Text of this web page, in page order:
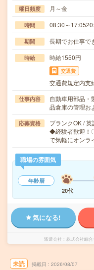
曜日頻度 月～金
時間 08:30～
期間 長期でお仕事で
時給 時給1550円
交通費
交通費規定内支
仕事内容
自動車用部品・
品倉庫の管理お
応募資格
ブランクOK /
◆経験者歓迎！
で気軽にオン
職場の雰囲気
年齢層
20代
気になる!
派遣会社 株式会社綜
未読 掲載日 2026/08/07